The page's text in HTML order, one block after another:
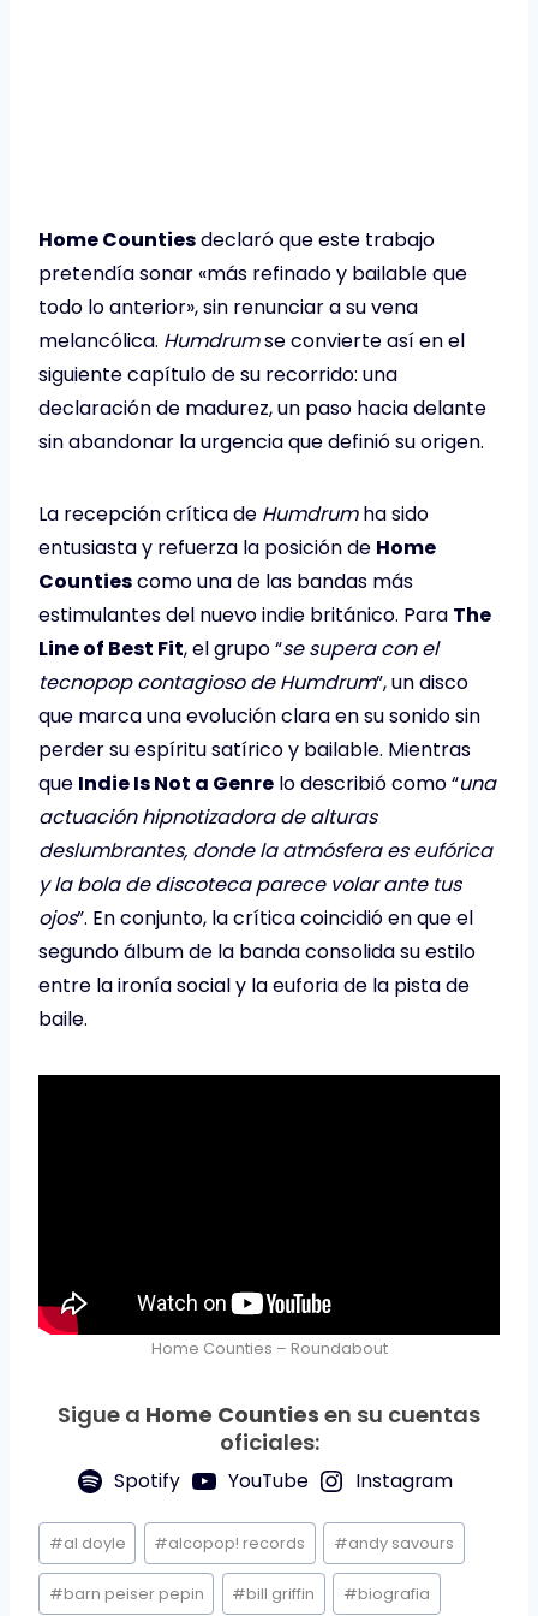
Home Countiesdeclaró que este trabajo
pretendía sonar «más refinado y bailable que
todo lo anterior», sin renunciar a su vena
melancólica. Humdrumse convierte así en el
siguiente capítulo de su recorrido: una
declaración de madurez, un paso hacia delante
sin abandonar la urgencia que definió su origen.
La recepción crítica de Humdrumha sido
entusiasta y refuerza la posición de Home
Countiescomo una de las bandas más
estimulantes del nuevo indie británico. Para The
Line of Best Fit, el grupo “se supera con el
tecnopop contagioso de Humdrum”, un disco
que marca una evolución clara en su sonido sin
perder su espíritu satírico y bailable. Mientras
que Indie Is Not a Genre lo describió como “una
actuación hipnotizadora de alturas
deslumbrantes, donde la atmósfera es eufórica
y la bola de discoteca parece volar ante tus
ojos”. En conjunto, la crítica coincidió en que el
segundo álbum de la banda consolida su estilo
entre la ironía social y la euforia de la pista de
baile.
Home Counties – Roundabout
Sigue a Home Counties en su cuentas
oficiales:
Spotify YouTube Instagram
Etiquetas
de
la
#al doyle #alcopop! records #andy savours
#barn peiser pepin #bill griffin #biografia